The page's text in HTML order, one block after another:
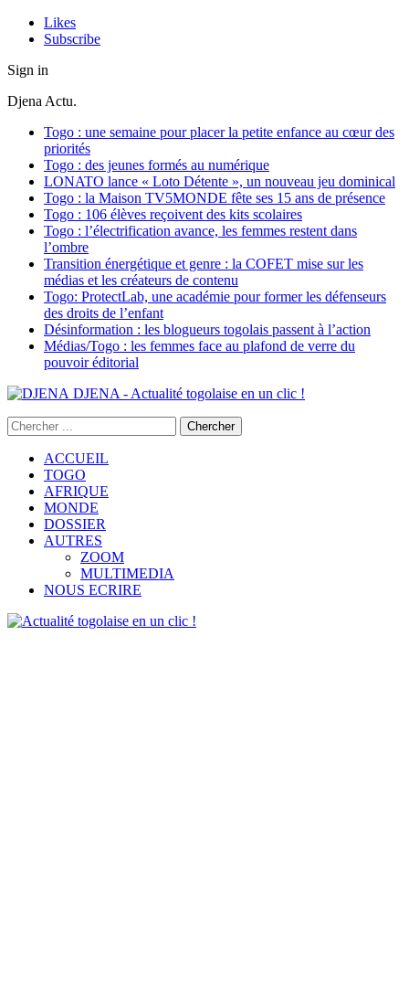
Likes
Subscribe
Sign in
Djena Actu.
Togo : une semaine pour placer la petite enfance au cœur des
priorités
Togo : des jeunes formés au numérique
LONATO lance « Loto Détente », un nouveau jeu dominical
Togo : la Maison TV5MONDE fête ses 15 ans de présence
Togo : 106 élèves reçoivent des kits scolaires
Togo : l’électrification avance, les femmes restent dans
l’ombre
Transition énergétique et genre : la COFET mise sur les
médias et les créateurs de contenu
Togo: ProtectLab, une académie pour former les défenseurs
des droits de l’enfant
Désinformation : les blogueurs togolais passent à l’action
Médias/Togo : les femmes face au plafond de verre du
pouvoir éditorial
DJENA - Actualité togolaise en un clic !
ACCUEIL
TOGO
AFRIQUE
MONDE
DOSSIER
AUTRES
ZOOM
MULTIMEDIA
NOUS ECRIRE